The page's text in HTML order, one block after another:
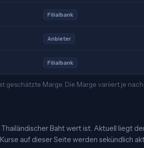
Filialbank
Anbieter
Filialbank
Marge. Die Marge variiert je
Baht wert ist. Aktuell liegt
auf dieser Seite werden sekündlich